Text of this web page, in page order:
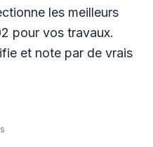
les meilleurs
pour vos travaux.
et note par de vrais